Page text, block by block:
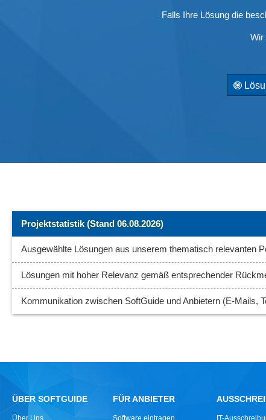
Falls Ihre Lösung die
Wir
Projektstatistik (Stand 06.08.2026)
Ausgewählte Lösungen aus unserem thematisch relevanten
Lösungen mit hoher Relevanz gemäß entsprechender
Kommunikation zwischen SoftGuide und Anbietern (E-Mails,
ÜBER SOFTGUIDE
Über Uns
FÜR ANBIETER
Software eintragen IT-